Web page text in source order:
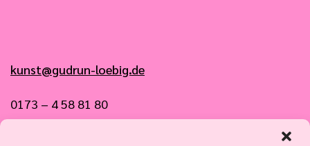
kunst@gudrun-loebig.de
0173 – 4 58 81 80